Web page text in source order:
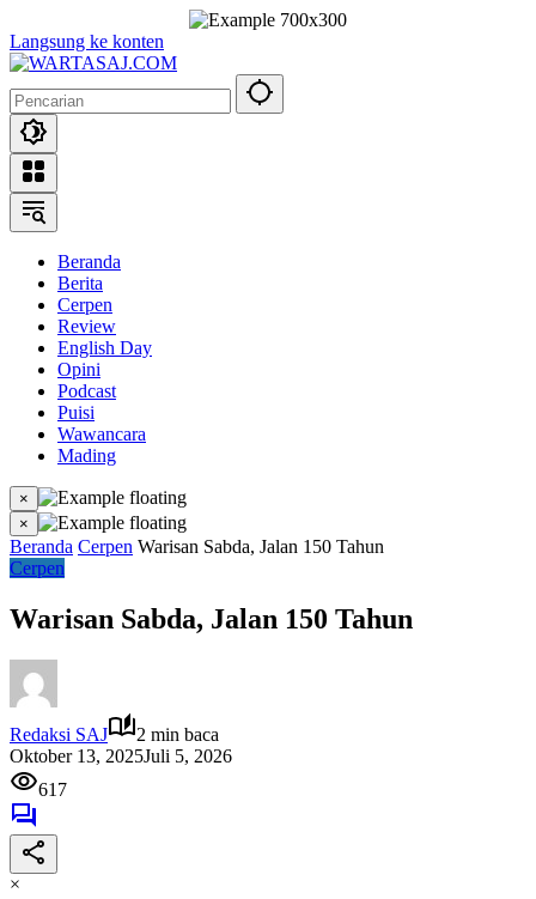
Langsung ke konten
Beranda
Berita
Cerpen
Review
English Day
Opini
Podcast
Puisi
Wawancara
Mading
×
×
Beranda Cerpen Warisan Sabda, Jalan 150 Tahun
Cerpen
Warisan Sabda, Jalan 150 Tahun
Redaksi SAJ
2 min baca
Oktober 13, 2025Juli 5, 2026
617
×